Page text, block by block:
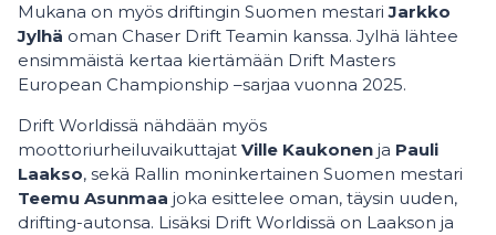
Mukana on myös driftingin Suomen mestariJarkko
Jylhä oman Chaser Drift Teamin kanssa. Jylhä lähtee
ensimmäistä kertaa kiertämään Drift Masters
European Championship –sarjaa vuonna 2025.
Drift Worldissä nähdään myös
moottoriurheiluvaikuttajat Ville Kaukonen ja Pauli
Laakso, sekä Rallin moninkertainen Suomen mestari
Teemu Asunmaa joka esittelee oman, täysin uuden,
drifting-autonsa. Lisäksi Drift Worldissä on Laakson ja